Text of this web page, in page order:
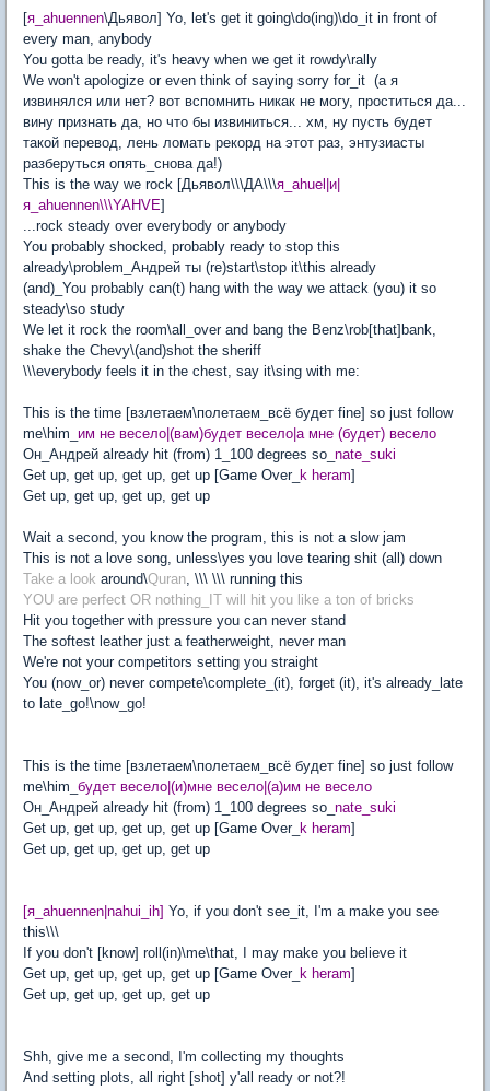
[я_ahuennen\Дьявол] Yo, let's get it going\do(ing)\do_it in front of
every man, anybody
You gotta be ready, it's heavy when we get it rowdy\rally
We won't apologize or even think of saying sorry for_it (а я
извинялся или нет? вот вспомнить никак не могу, проститься да...
вину признать да, но что бы извиниться... хм, ну пусть будет
такой перевод, лень ломать рекорд на этот раз, энтузиасты
разберуться опять_снова да!)
This is the way we rock [Дьявол\\\ДА\\\я_ahuel|и|
я_ahuennen\\\YAHVE]
...rock steady over everybody or anybody
You probably shocked, probably ready to stop this
already\problem_Андрей ты (re)start\stop it\this already
(and)_You probably can(t) hang with the way we attack (you) it so
steady\so study
We let it rock the room\all_over and bang the Benz\rob[that]bank,
shake the Chevy\(and)shot the sheriff
\\\everybody feels it in the chest, say it\sing with me:
This is the time [взлетаем\полетаем_всё будет fine] so just follow
me\him_ им не весело|(вам)будет весело|а мне (будет) весело
Он_Андрей already hit (from) 1_100 degrees so_ nate_suki
Get up, get up, get up, get up [Game Over_ k heram]
Get up, get up, get up, get up
Wait a second, you know the program, this is not a slow jam
This is not a love song, unless\yes you love tearing shit (all) down
Take a look around\Quran, \\\ \\\ running this
YOU are perfect OR nothing_IT will hit you like a ton of bricks
Hit you together with pressure you can never stand
The softest leather just a featherweight, never man
We're not your competitors setting you straight
You (now_or) never compete\complete_(it), forget (it), it's already_late
to late_go!\now_go!
This is the time [взлетаем\полетаем_всё будет fine] so just follow
me\him_ будет весело|(и)мне весело|(а)им не весело
Он_Андрей already hit (from) 1_100 degrees so_ nate_suki
Get up, get up, get up, get up [Game Over_ k heram]
Get up, get up, get up, get up
[я_ahuennen|nahui_ih] Yo, if you don't see_it, I'm a make you see
this\\\
If you don't [know] roll(in)\me\that, I may make you believe it
Get up, get up, get up, get up [Game Over_ k heram]
Get up, get up, get up, get up
Shh, give me a second, I'm collecting my thoughts
And setting plots, all right [shot] y'all ready or not?!